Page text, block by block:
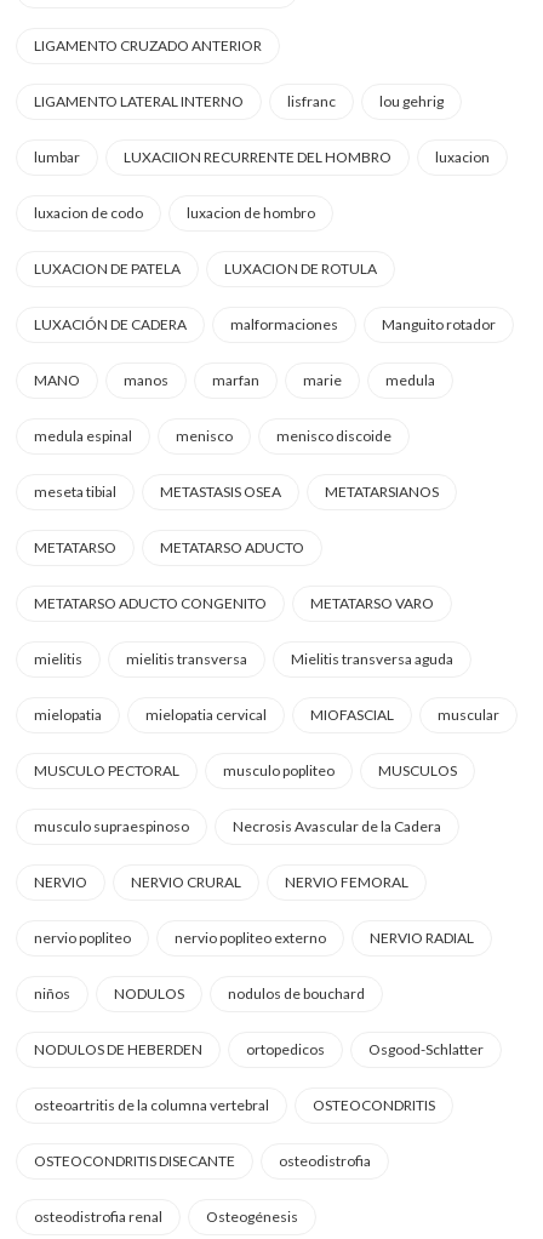
LIGAMENTO CRUZADO ANTERIOR
LIGAMENTO LATERAL INTERNO lisfranc lou gehrig
lumbar LUXACIION RECURRENTE DEL HOMBRO luxacion
luxacion de codo luxacion de hombro
LUXACION DE PATELA LUXACION DE ROTULA
LUXACIÓN DE CADERA malformaciones Manguito rotador
MANO manos marfan marie medula
medula espinal menisco menisco discoide
meseta tibial METASTASIS OSEA METATARSIANOS
METATARSO METATARSO ADUCTO
METATARSO ADUCTO CONGENITO METATARSO VARO
mielitis mielitis transversa Mielitis transversa aguda
mielopatia mielopatia cervical MIOFASCIAL muscular
MUSCULO PECTORAL musculo popliteo MUSCULOS
musculo supraespinoso Necrosis Avascular de la Cadera
NERVIO NERVIO CRURAL NERVIO FEMORAL
nervio popliteo nervio popliteo externo NERVIO RADIAL
niños NODULOS nodulos de bouchard
NODULOS DE HEBERDEN ortopedicos Osgood-Schlatter
osteoartritis de la columna vertebral OSTEOCONDRITIS
OSTEOCONDRITIS DISECANTE osteodistrofia
osteodistrofia renal Osteogénesis